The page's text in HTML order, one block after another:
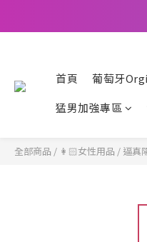
首頁 葡萄牙
猛男加強專區
全部商品 / 👩🏻女性用品 / 逼真